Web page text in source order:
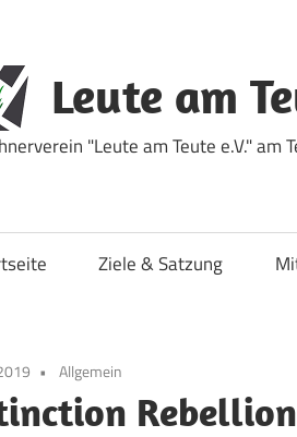
Leute am
"Leute am Teute e.V."
Ziele & Satzung
Allgemein